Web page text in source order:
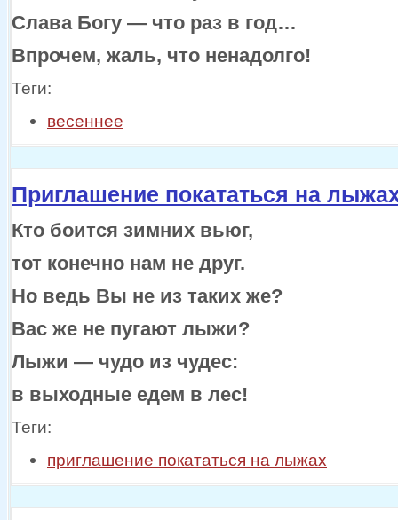
Слава Богу — что раз в год…
Впрочем, жаль, что ненадолго!
Теги:
весеннее
Приглашение покататься на
Кто боится зимних вьюг,
тот конечно нам не друг.
Но ведь Вы не из таких же?
Вас же не пугают лыжи?
Лыжи — чудо из чудес:
в выходные едем в лес!
Теги:
приглашение покататься на лыжах